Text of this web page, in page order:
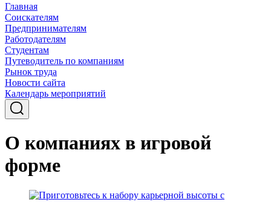
Главная
Соискателям
Предпринимателям
Работодателям
Студентам
Путеводитель по компаниям
Рынок труда
Новости сайта
Календарь мероприятий
О компаниях в игровой
форме